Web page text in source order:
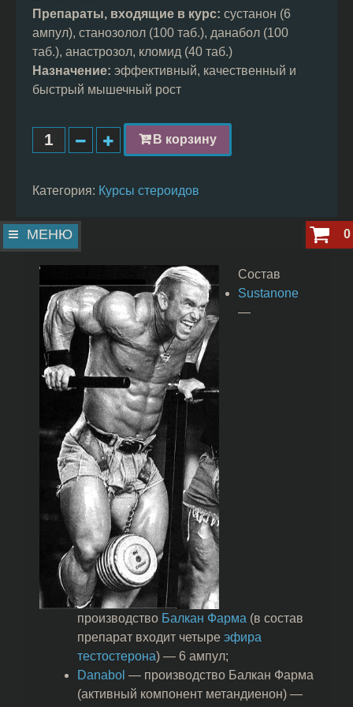
МЕНЮ
Препараты, входящие в курс: сустанон (6
ампул), станозолол (100 таб.), данабол (100
таб.), анастрозол, кломид (40 таб.)
Назначение: эффективный, качественный и
быстрый мышечный рост
В корзину
Категория: Курсы стероидов
Состав
Sustanone
—
производство Балкан Фарма (в состав
препарат входит четыре эфира
тестостерона) — 6 ампул;
Danabol — производство Балкан Фарма
(активный компонент метандиенон) —
0